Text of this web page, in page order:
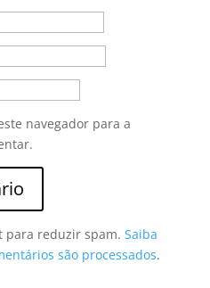
navegador para a
para reduzir spam. Saiba
são processados.